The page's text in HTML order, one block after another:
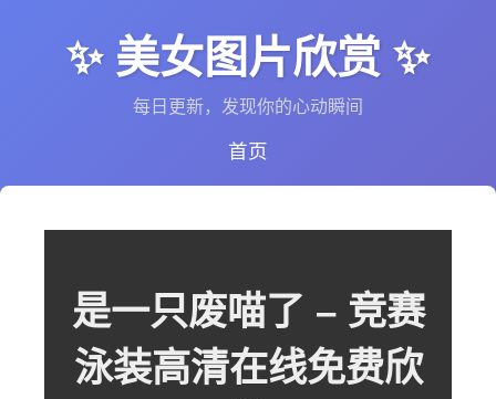
✨ 美女图片欣赏 ✨
每日更新，发现你的心动瞬间
首页
是一只废喵了 – 竞赛
泳装高清在线免费欣